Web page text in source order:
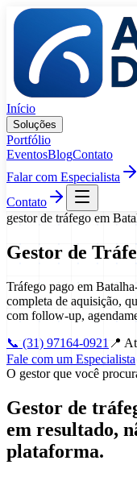
Pular para o conteúdo
Início
Soluções
Portfólio
EventosBlogContato
Falar com Especialista
Contato
gestor de tráfego em
Gestor de
Tráfego pago em
completa de aquisição,
com follow-up,
📞(31) 97164-0921 📍
Fale com um Especialista
O gestor que você
Gestor de
em resultado,
plataforma.